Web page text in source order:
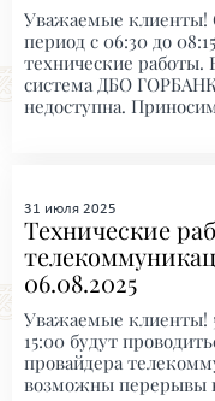
Уважаемые клиенты!
период с 06:30 до
технические работы.
система ДБО
недоступна.
31 июля 2025
Технические
06.08.2025
Уважаемые клиенты! 5
15:00 будут
провайдера
возможны перерывы